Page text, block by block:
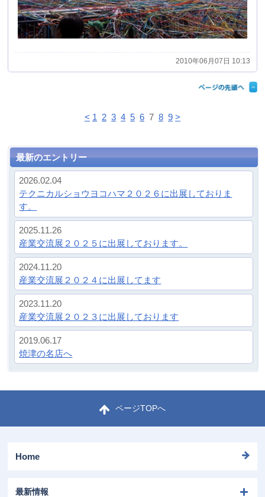
2024.11.20
産業交流展２０２４に出展してます
2023.11.20
産業交流展２０２３に出展しております
2019.06.17
ページTOPへ
Home
最新情報